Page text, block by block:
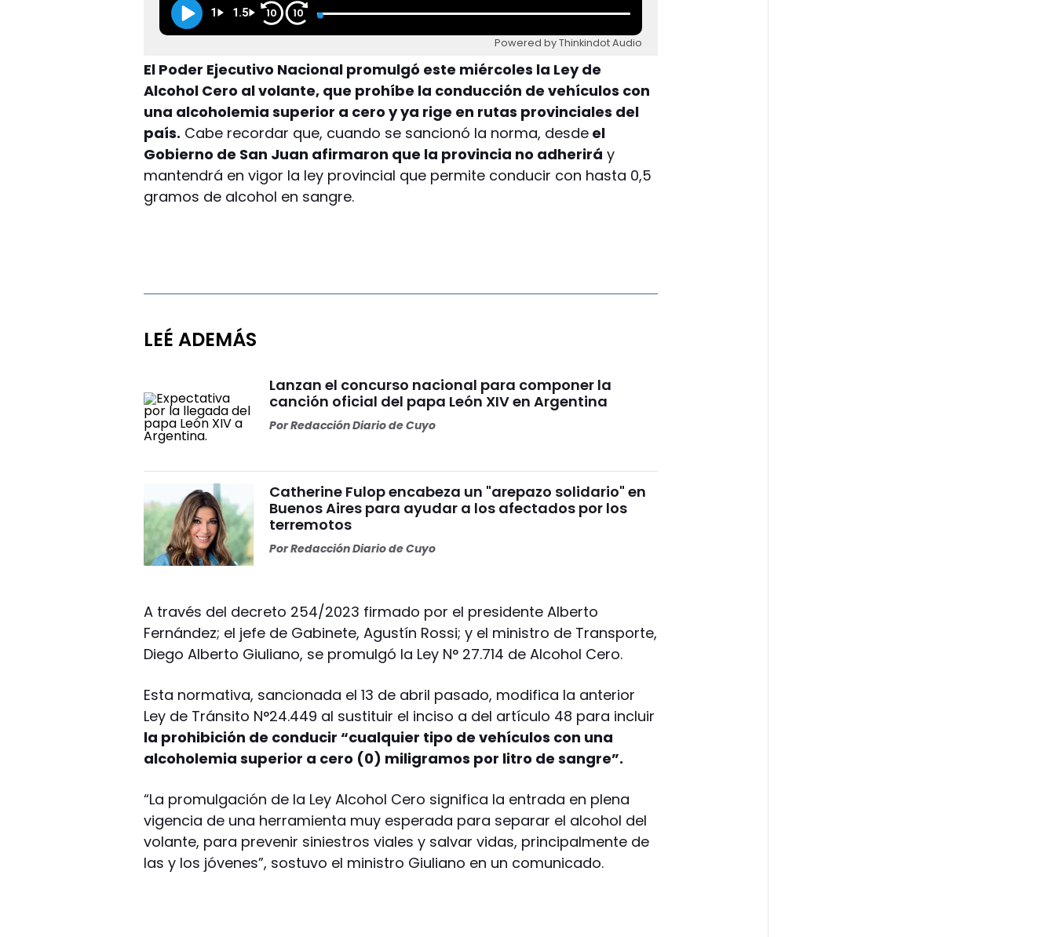
1 1.5 10 10
Powered by Thinkindot Audio
El Poder Ejecutivo Nacional promulgó este miércoles la Ley de
Alcohol Cero al volante, que prohíbe la conducción de vehículos con
una alcoholemia superior a cero y ya rige en rutas provinciales del
país. Cabe recordar que, cuando se sancionó la norma, desde el
Gobierno de San Juan afirmaron que la provincia no adherirá y
mantendrá en vigor la ley provincial que permite conducir con hasta 0,5
gramos de alcohol en sangre.
LEÉ ADEMÁS
Lanzan el concurso nacional para componer la
canción oficial del papa León XIV en Argentina
PorRedacción Diario de Cuyo
Catherine Fulop encabeza un "arepazo solidario" en
Buenos Aires para ayudar a los afectados por los
terremotos
PorRedacción Diario de Cuyo
A través del decreto 254/2023 firmado por el presidente Alberto
Fernández; el jefe de Gabinete, Agustín Rossi; y el ministro de Transporte,
Diego Alberto Giuliano, se promulgó la Ley N° 27.714 de Alcohol Cero.
Esta normativa, sancionada el 13 de abril pasado, modifica la anterior
Ley de Tránsito N°24.449 al sustituir el inciso a del artículo 48 para incluir
la prohibición de conducir “cualquier tipo de vehículos con una
alcoholemia superior a cero (0) miligramos por litro de sangre”.
“La promulgación de la Ley Alcohol Cero significa la entrada en plena
vigencia de una herramienta muy esperada para separar el alcohol del
volante, para prevenir siniestros viales y salvar vidas, principalmente de
las y los jóvenes”, sostuvo el ministro Giuliano en un comunicado.